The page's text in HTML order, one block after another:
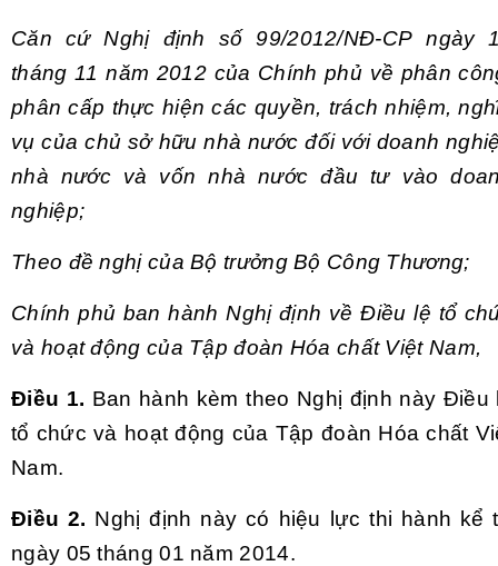
Căn cứ Nghị định số 99/2012/NĐ-CP ngày
tháng11 năm 2012 của Chính phủ về phân
phân cấp thực hiện các quyền, trách nhiệm,
vụ của chủ sở hữu nhà nước đối với doanh
nhà nước và vốn nhà nước đầu tư vào
nghiệp;
Theo đề nghị của Bộ trưởng Bộ Công Thương;
Chính phủ ban hành Nghị định về Điều lệ tổ
và hoạt động của Tập đoàn Hóa chất Việt Nam,
Điều 1. Ban hành kèm theo Nghị định này Điều
tổ chức và hoạt động của Tập đoàn Hóa chất
Nam.
Điều 2. Nghị định này có hiệu lực thi hành kể
ngày 05 tháng 01 năm 2014.